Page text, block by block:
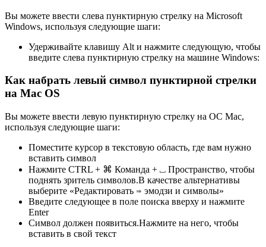
Вы можете ввести слева пунктирную стрелку на Microsoft
Windows, используя следующие шаги:
Удерживайте клавишу Alt и нажмите следующую, чтобы
введите слева пунктирную стрелку на машине Windows:
Как набрать левый символ пунктирной стрелки
на Mac OS
Вы можете ввести левую пунктирную стрелку на ОС Mac,
используя следующие шаги:
Поместите курсор в текстовую область, где вам нужно
вставить символ
Нажмите CTRL + ⌘ Команда + ⎵ Пространство, чтобы
поднять зритель символов.В качестве альтернативы
выберите «Редактировать ⇒ эмодзи и символы»
Введите следующее в поле поиска вверху и нажмите
Enter
Символ должен появиться.Нажмите на него, чтобы
вставить в свой текст